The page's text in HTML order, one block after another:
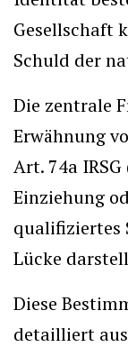
Gesellschaft
Schuld der
Die zentrale
Erwähnung
Art. 74a
Einziehung
qualifiziertes
Lücke
Diese
detailliert